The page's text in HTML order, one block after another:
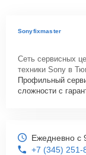
Sonyfixmaster
Сеть сервисных
техники Sony в
Профильный
сложности с
Ежедневно с
+7 (345) 251-